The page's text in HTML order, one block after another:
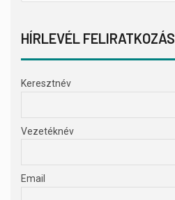
HÍRLEVÉL FELIRATKOZÁS
Keresztnév
Vezetéknév
Email